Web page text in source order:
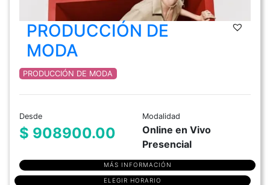
PRODUCCIÓN DE
MODA
PRODUCCIÓN DE MODA
Desde
$ 908900.00
Modalidad
Online en Vivo
Presencial
MÁS INFORMACIÓN
ELEGIR HORARIO